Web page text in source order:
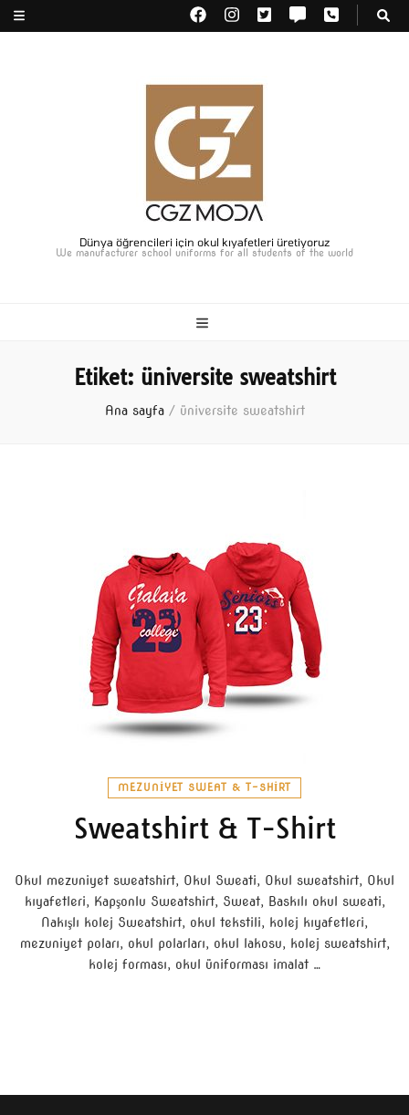
Dünya öğrencileri için okul kıyafetleri üretiyoruz
We manufacturer school uniforms for all students of the world
Etiket: üniversite sweatshirt
Ana sayfa / üniversite sweatshirt
MEZUNIYET SWEAT & T-SHIRT
Sweatshirt & T-Shirt
Okul mezuniyet sweatshirt, Okul Sweati, Okul sweatshirt, Okul
kıyafetleri, Kapşonlu Sweatshirt, Sweat, Baskılı okul sweati,
Nakışlı kolej Sweatshirt, okul tekstili, kolej kıyafetleri,
mezuniyet poları, okul polarları, okul lakosu, kolej sweatshirt,
kolej forması, okul üniforması imalat …